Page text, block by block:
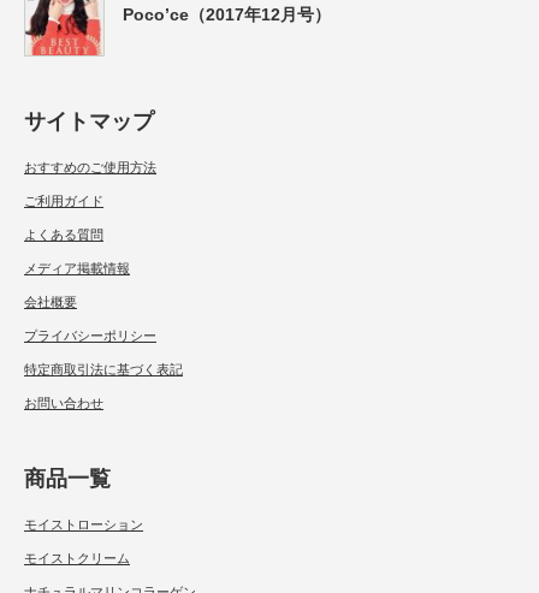
Poco’ce（2017年12月号）
サイトマップ
おすすめのご使用方法
ご利用ガイド
よくある質問
メディア掲載情報
会社概要
プライバシーポリシー
特定商取引法に基づく表記
お問い合わせ
商品一覧
モイストローション
モイストクリーム